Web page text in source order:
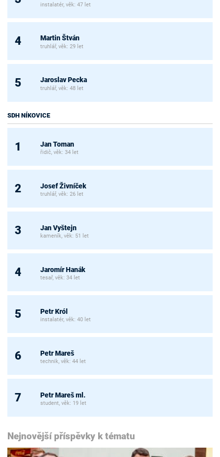
instalatér, věk: 47 let
4 Martin Štván
truhlář, věk: 29 let
5 Jaroslav Pecka
truhlář, věk: 48 let
SDH NÍKOVICE
1 Jan Toman
řidič, věk: 34 let
2 Josef Živníček
truhlář, věk: 26 let
3 Jan Vyštejn
kameník, věk: 51 let
4 Jaromír Hanák
tesař, věk: 34 let
5 Petr Król
instalatér, věk: 40 let
6 Petr Mareš
technik, věk: 44 let
7 Petr Mareš ml.
student, věk: 19 let
Nejnovější příspěvky k tématu